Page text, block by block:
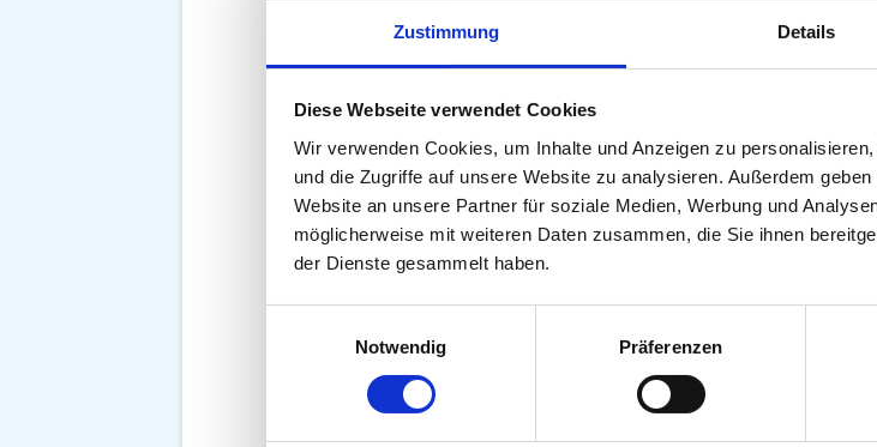
Zustimmung Details
Diese Webseite verwendet Cookies
Wir verwenden Cookies, um Inhalte und Anzeigen zu
und die Zugriffe auf unsere Website zu analysieren. Außerdem
Website an unsere Partner für soziale Medien, Werbung und
möglicherweise mit weiteren Daten zusammen, die Sie ihnen
der Dienste gesammelt haben.
Notwendig
Präferenzen